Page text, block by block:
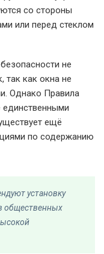
со стороны
или перед стеклом
не
так как окна не
Однако Правила
единственными
ещё
по содержанию
установку
общественных